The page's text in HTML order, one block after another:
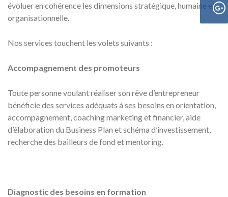
évoluer en cohérence les dimensions stratégique, humaine et
organisationnelle.
Nos services touchent les volets suivants :
Accompagnement des promoteurs
Toute personne voulant réaliser son rêve d’entrepreneur
bénéficie des services adéquats à ses besoins en orientation,
accompagnement, coaching marketing et financier, aide
d’élaboration du Business Plan et schéma d’investissement,
recherche des bailleurs de fond et mentoring.
Diagnostic des besoins en formation